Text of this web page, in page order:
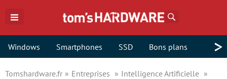
Windows Smartphones SSD Bons plans >
Tomshardware.fr Entreprises
Intelligence Artificielle